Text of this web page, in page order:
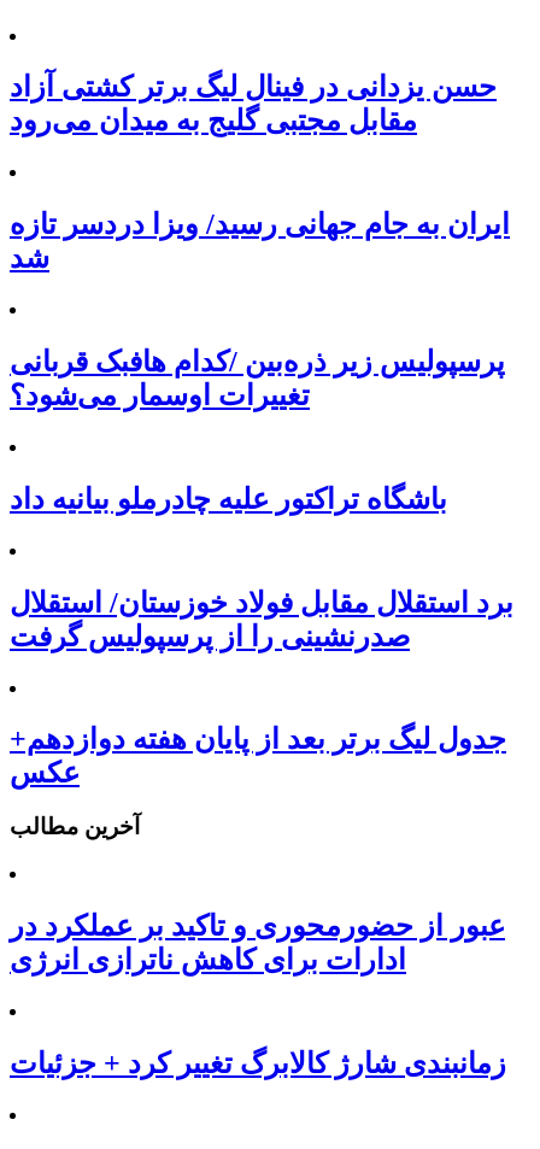
حسن یزدانی در فینال لیگ برتر کشتی آزاد
مقابل مجتبی گلیج به میدان می‌رود
ایران به جام جهانی رسید/ ویزا دردسر تازه
شد
پرسپولیس زیر ذره‌بین /کدام هافبک قربانی
تغییرات اوسمار می‌شود؟
باشگاه تراکتور علیه چادرملو بیانیه داد
برد استقلال مقابل فولاد خوزستان/ استقلال
صدرنشینی را از پرسپولیس گرفت
جدول لیگ برتر بعد از پایان هفته دوازدهم+
عکس
آخرین مطالب
عبور از حضورمحوری و تاکید بر عملکرد در
ادارات برای کاهش ناترازی انرژی
زمانبندی شارژ کالابرگ تغییر کرد + جزئیات